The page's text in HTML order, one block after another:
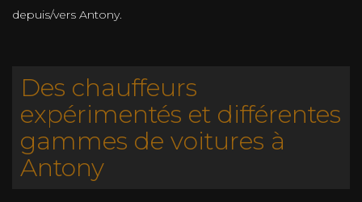
depuis/vers Antony.
Des chauffeurs
expérimentés et différentes
gammes de voitures à
Antony